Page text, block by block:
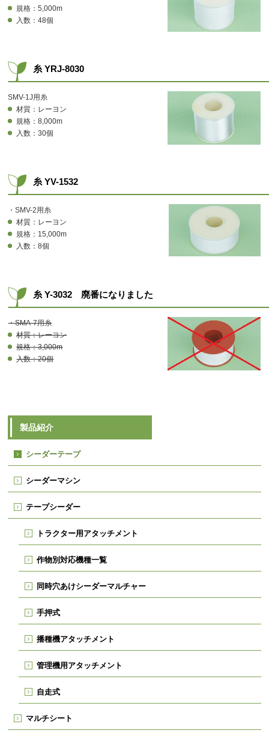
規格：5,000m
入数：48個
糸 YRJ-8030
SMV-1J用糸
材質：レーヨン
規格：8,000m
入数：30個
糸 YV-1532
・SMV-2用糸
材質：レーヨン
規格：15,000m
入数：8個
糸 Y-3032 廃番になりました
・SMA-7用糸
材質：レーヨン
規格：3,000m
入数：20個
製品紹介
シーダーテープ
シーダーマシン
テープシーダー
トラクター用アタッチメント
作物別対応機種一覧
同時穴あけシーダーマルチャー
手押式
播種機アタッチメント
管理機用アタッチメント
自走式
マルチシート